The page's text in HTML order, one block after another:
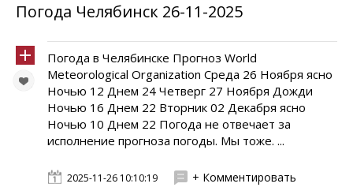
Погода Челябинск 26-11-2025
Погода в Челябинске Прогноз World
Meteorological Organization Среда 26 Ноября ясно
Ночью 12 Днем 24 Четверг 27 Ноября Дожди
Ночью 16 Днем 22 Вторник 02 Декабря ясно
Ночью 10 Днем 22 Погода не отвечает за
исполнение прогноза погоды. Мы тоже. ...
2025-11-26 10:10:19 + Комментировать